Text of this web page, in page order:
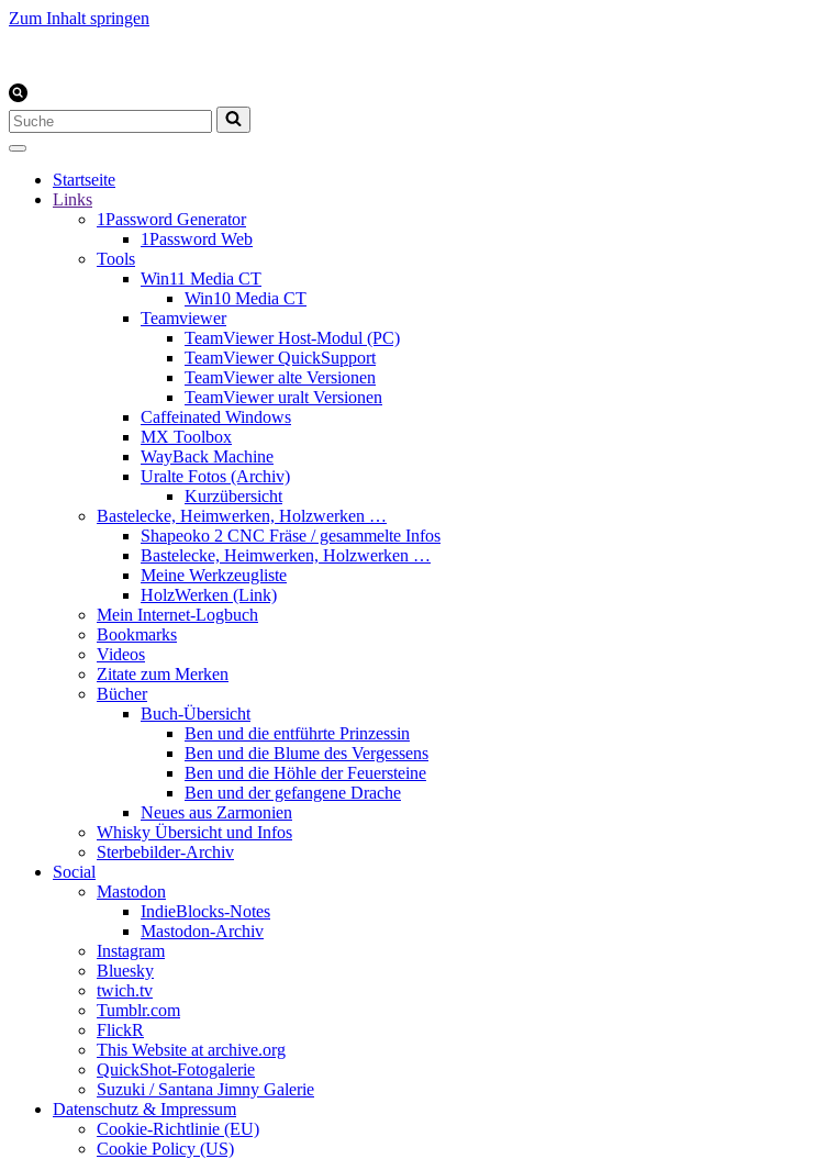
Zum Inhalt springen
Suchen
nach …
Startseite
Links
1Password Generator
1Password Web
Tools
Win11 Media CT
Win10 Media CT
Teamviewer
TeamViewer Host-Modul (PC)
TeamViewer QuickSupport
TeamViewer alte Versionen
TeamViewer uralt Versionen
Caffeinated Windows
MX Toolbox
WayBack Machine
Uralte Fotos (Archiv)
Kurzübersicht
Bastelecke, Heimwerken, Holzwerken …
Shapeoko 2 CNC Fräse / gesammelte Infos
Bastelecke, Heimwerken, Holzwerken …
Meine Werkzeugliste
HolzWerken (Link)
Mein Internet-Logbuch
Bookmarks
Videos
Zitate zum Merken
Bücher
Buch-Übersicht
Ben und die entführte Prinzessin
Ben und die Blume des Vergessens
Ben und die Höhle der Feuersteine
Ben und der gefangene Drache
Neues aus Zarmonien
Whisky Übersicht und Infos
Sterbebilder-Archiv
Social
Mastodon
IndieBlocks-Notes
Mastodon-Archiv
Instagram
Bluesky
twich.tv
Tumblr.com
FlickR
This Website at archive.org
QuickShot-Fotogalerie
Suzuki / Santana Jimny Galerie
Datenschutz & Impressum
Cookie-Richtlinie (EU)
Cookie Policy (US)